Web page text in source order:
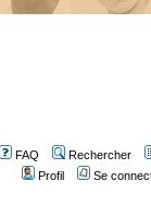
FAQ
Rechercher
Profil
Se